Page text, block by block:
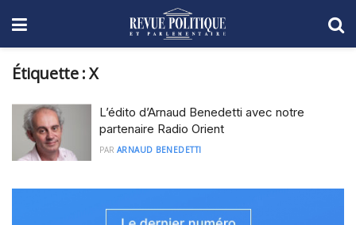
Étiquette :X
L’édito d’Arnaud Benedetti avec notre
partenaire Radio Orient
PAR ARNAUD BENEDETTI